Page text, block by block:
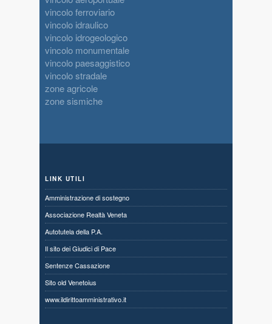
vincolo ferroviario
vincolo idraulico
vincolo idrogeologico
vincolo monumentale
vincolo paesaggistico
vincolo stradale
zone agricole
zone sismiche
LINK UTILI
Amministrazione di sostegno
Associazione Realtà Veneta
Autotutela della P.A.
Il sito dei Giudici di Pace
Sentenze Cassazione
Sito old Venetoius
www.ildirittoamministrativo.it